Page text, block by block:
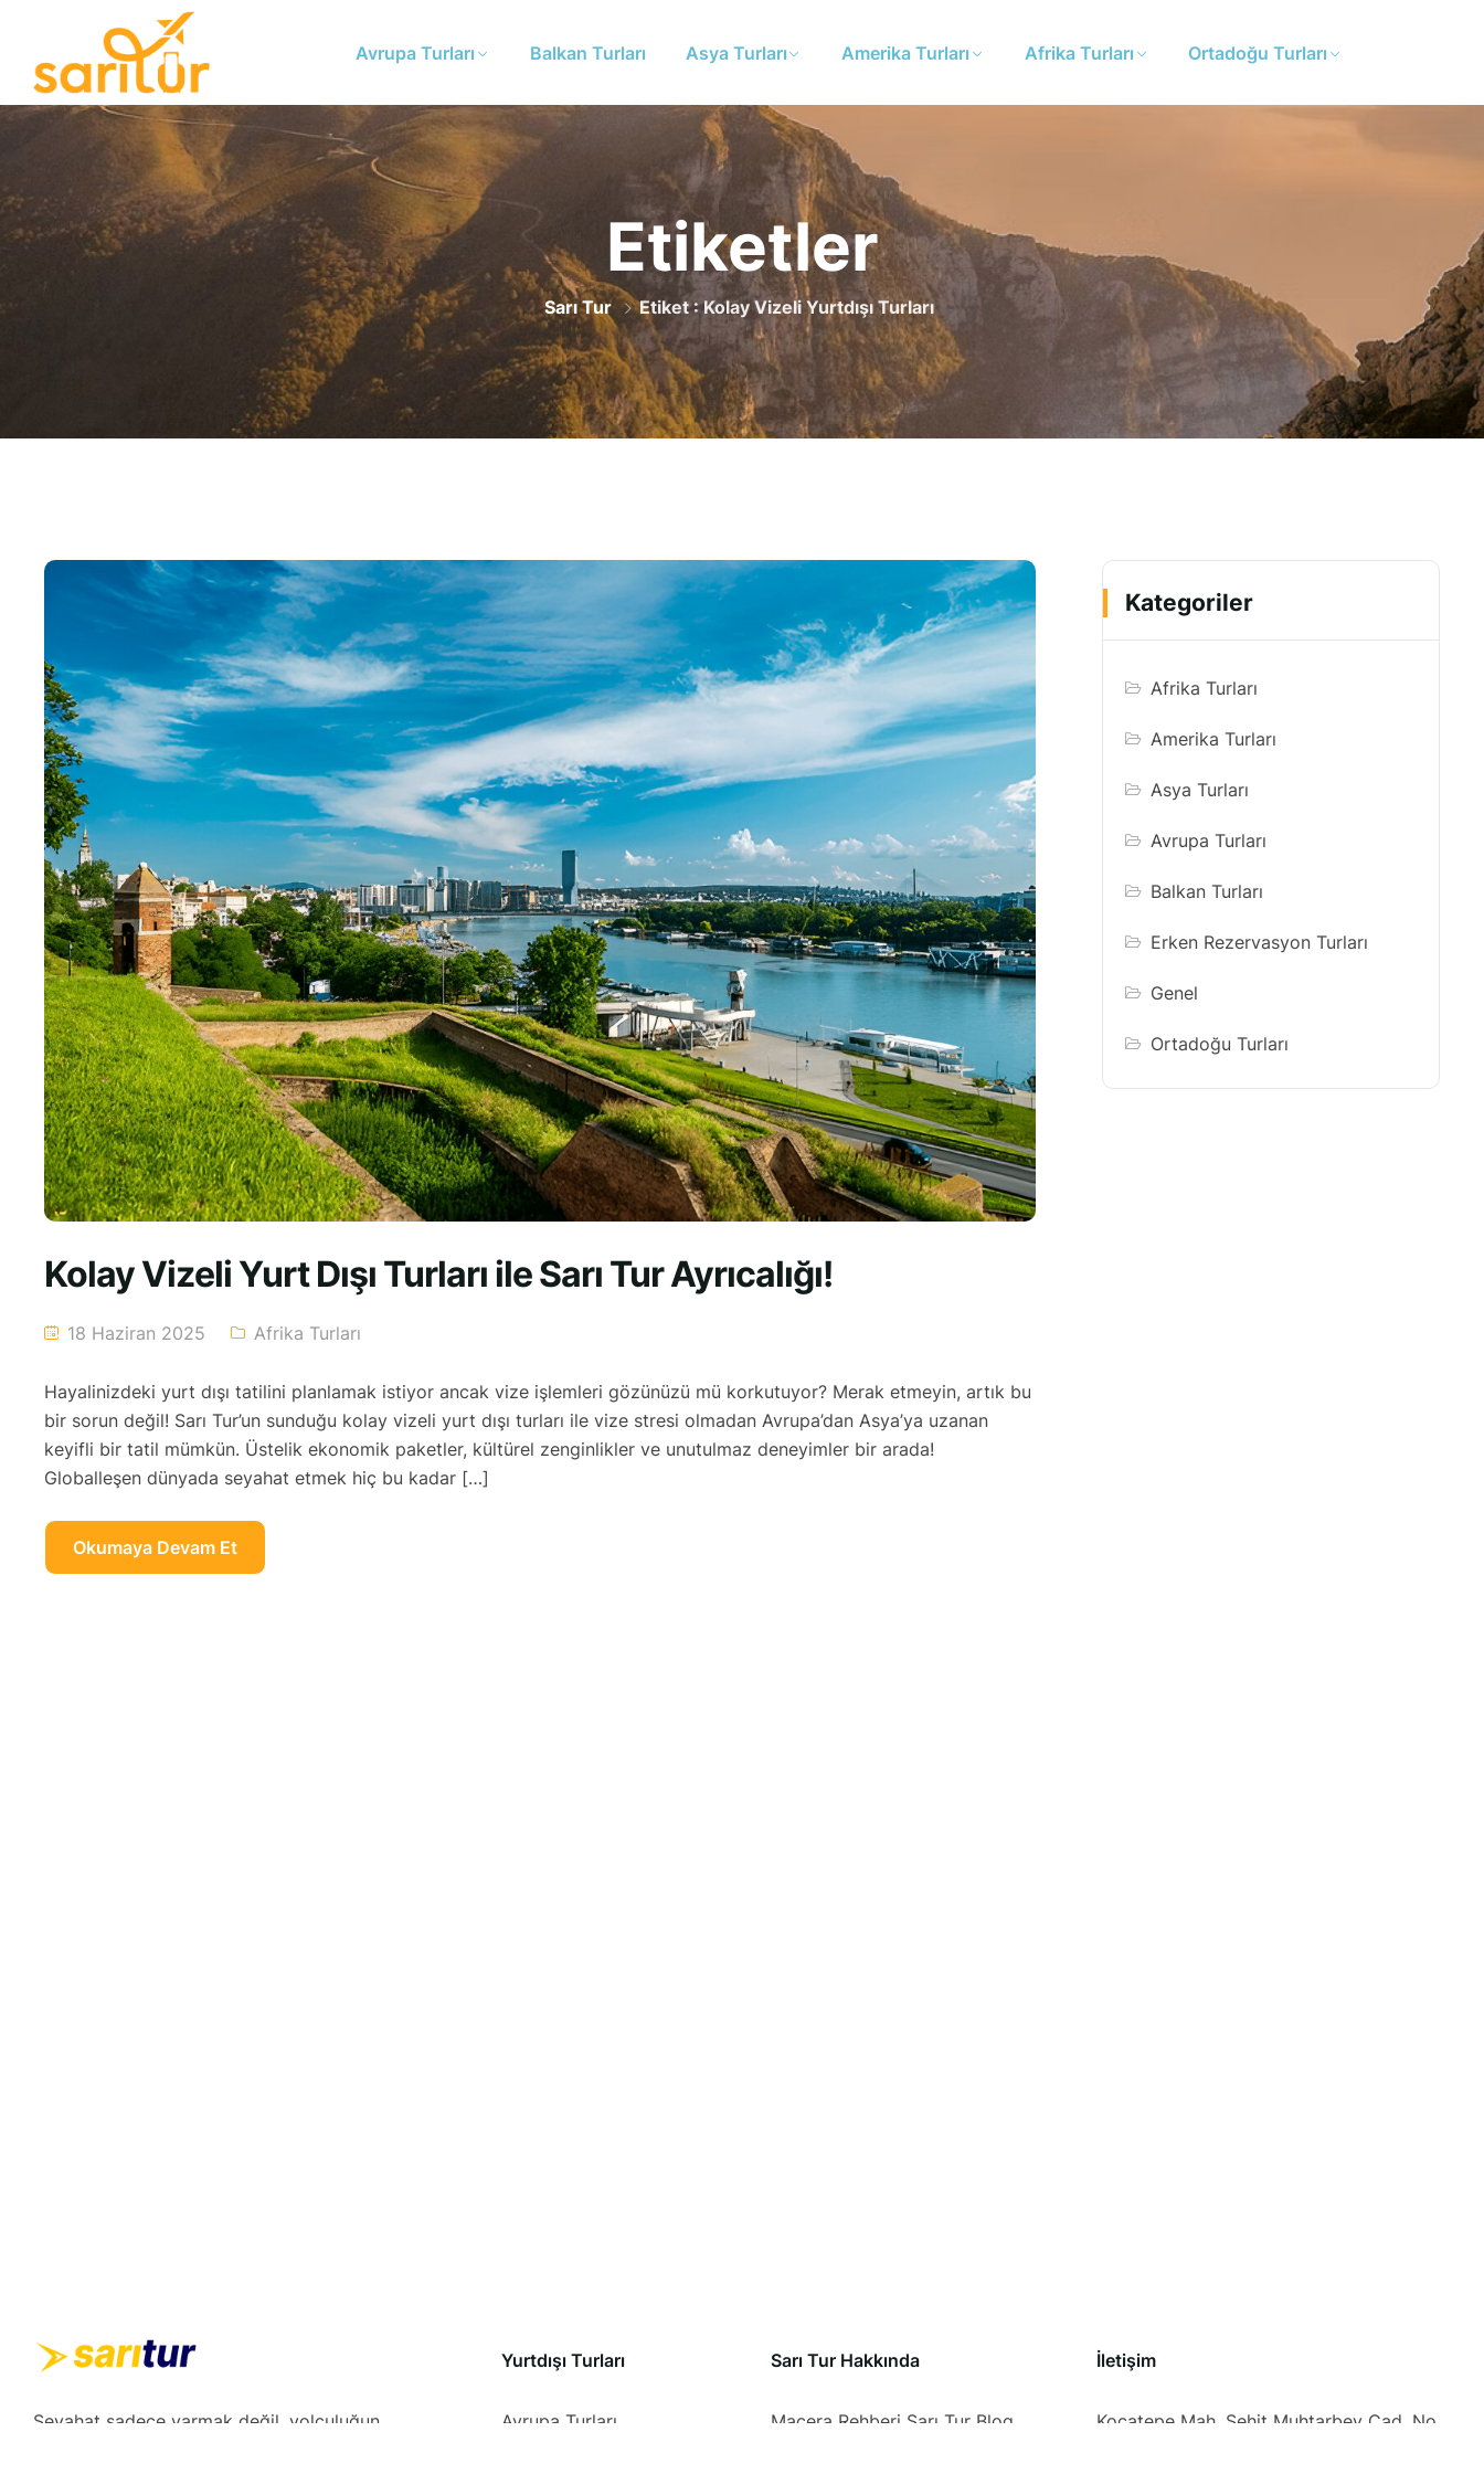
Avrupa Turları Balkan Turları Asya Turları Amerika Turları Afrika Turları Ortadoğu Turları
Etiketler
Sarı Tur Etiket : Kolay Vizeli Yurtdışı Turları
Kolay Vizeli Yurt Dışı Turları ile Sarı Tur Ayrıcalığı!
18 Haziran 2025 Afrika Turları
Hayalinizdeki yurt dışı tatilini planlamak istiyor ancak vize işlemleri gözünüzü mü korkutuyor? Merak etmeyin, artık bu
bir sorun değil! Sarı Tur’un sunduğu kolay vizeli yurt dışı turları ile vize stresi olmadan Avrupa’dan Asya’ya uzanan
keyifli bir tatil mümkün. Üstelik ekonomik paketler, kültürel zenginlikler ve unutulmaz deneyimler bir arada!
Globalleşen dünyada seyahat etmek hiç bu kadar […]
Okumaya Devam Et
Kategoriler
Afrika Turları
Amerika Turları
Asya Turları
Avrupa Turları
Balkan Turları
Erken Rezervasyon Turları
Genel
Ortadoğu Turları
Seyahat sadece varmak değil, yolculuğun
Yurtdışı Turları
Avrupa Turları
Sarı Tur Hakkında​
Macera Rehberi Sarı Tur Blog
İletişim
Kocatepe Mah. Şehit Muhtarbey Cad. No